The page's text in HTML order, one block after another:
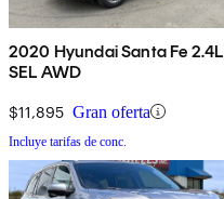
2020 Hyundai Santa Fe 2.4L
SEL AWD
$11,895 Gran oferta
Incluye tarifas de conc.